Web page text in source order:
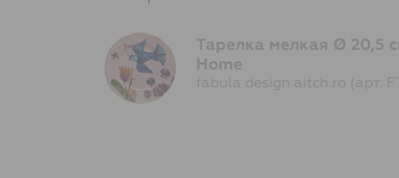
Тарелка мелкая Ø 20,5
Home
fabula design aitch.ro (арт.